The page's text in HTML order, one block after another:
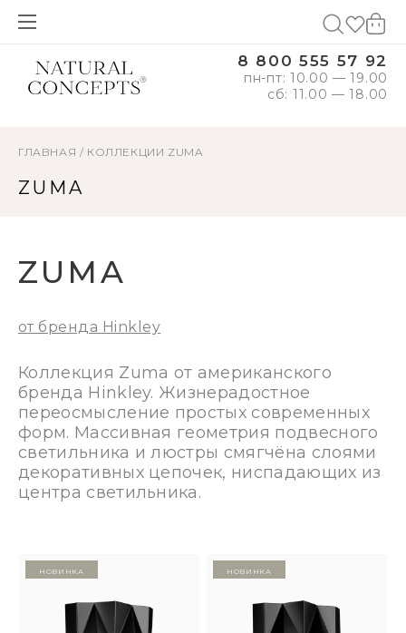
8 800 555 57 92
пн-пт: 10.00 — 19.00
сб: 11.00 — 18.00
ГЛАВНАЯ / КОЛЛЕКЦИИ ZUMA
ZUMA
ZUMA
от бренда Hinkley
Коллекция Zuma от американского
бренда Hinkley. Жизнерадостное
переосмысление простых современных
форм. Массивная геометрия подвесного
светильника и люстры смягчёна слоями
декоративных цепочек, ниспадающих из
центра светильника.
Новинка Новинка